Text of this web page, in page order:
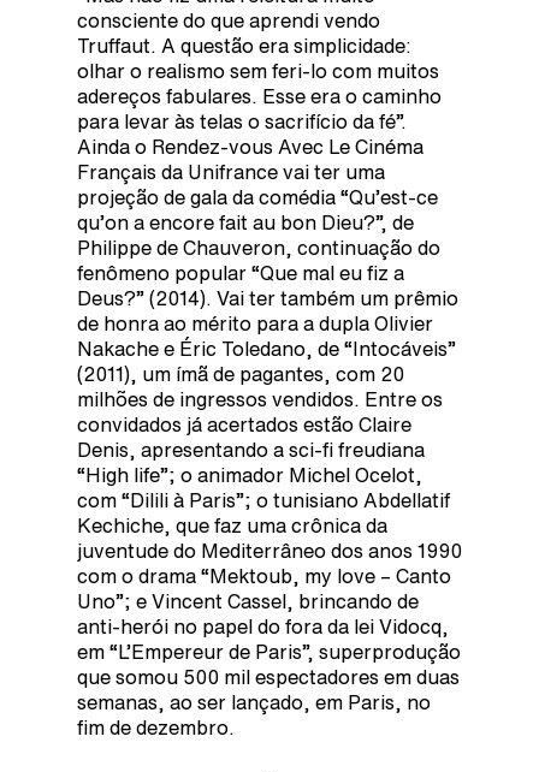
consciente do que aprendi vendo
Truffaut. A questão era simplicidade:
olhar o realismo sem feri-lo com muitos
adereços fabulares. Esse era o caminho
para levar às telas o sacrifício da fé”.
Ainda o Rendez-vous Avec Le Cinéma
Français da Unifrance vai ter uma
projeção de gala da comédia “Qu’est-ce
qu’on a encore fait au bon Dieu?”, de
Philippe de Chauveron, continuação do
fenômeno popular “Que mal eu fiz a
Deus?” (2014). Vai ter também um prêmio
de honra ao mérito para a dupla Olivier
Nakache e Éric Toledano, de “Intocáveis”
(2011), um ímã de pagantes, com 20
milhões de ingressos vendidos. Entre os
convidados já acertados estão Claire
Denis, apresentando a sci-fi freudiana
“High life”; o animador Michel Ocelot,
com “Dilili à Paris”; o tunisiano Abdellatif
Kechiche, que faz uma crônica da
juventude do Mediterrâneo dos anos 1990
com o drama “Mektoub, my love – Canto
Uno”; e Vincent Cassel, brincando de
anti-herói no papel do fora da lei Vidocq,
em “L’Empereur de Paris”, superprodução
que somou 500 mil espectadores em duas
semanas, ao ser lançado, em Paris, no
fim de dezembro.